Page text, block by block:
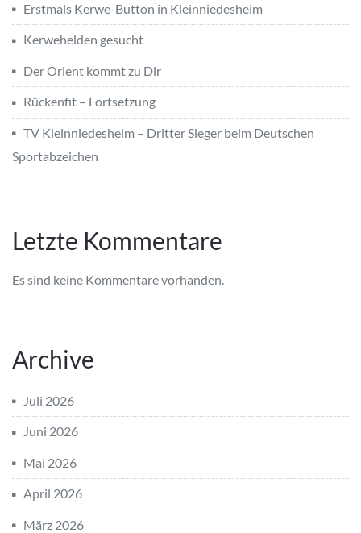
Erstmals Kerwe-Button in Kleinniedesheim
Kerwehelden gesucht
Der Orient kommt zu Dir
Rückenfit – Fortsetzung
TV Kleinniedesheim – Dritter Sieger beim Deutschen
Sportabzeichen
Letzte Kommentare
Es sind keine Kommentare vorhanden.
Archive
Juli 2026
Juni 2026
Mai 2026
April 2026
März 2026